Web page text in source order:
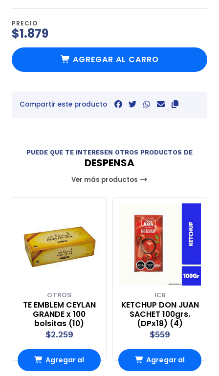
PRECIO
$1.879
AGREGAR AL CARRO
Compartir este producto
PUEDE QUE TE INTERESEN OTROS PRODUCTOS DE
DESPENSA
Ver más productos
OTROS
TE EMBLEM CEYLAN
GRANDE x 100
bolsitas (10)
$2.259
Agregar al
ICB
KETCHUP DON JUAN
SACHET 100grs.
(DPx18) (4)
$559
Agregar al